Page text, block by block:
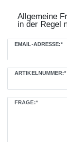
Allgemeine
in der Regel
EMAIL-ADRESSE:*
ARTIKELNUMMER:*
FRAGE:*